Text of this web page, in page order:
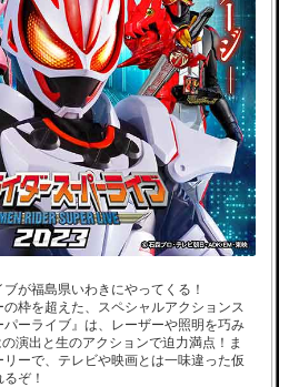
が福島県いわきにやってくる！
枠を超えた、スペシャルアクションス
ーライブ』は、レーザーや照明を巧み
演出と生のアクションで迫力満点！ま
ーで、テレビや映画とは一味違った仮
ぞ！